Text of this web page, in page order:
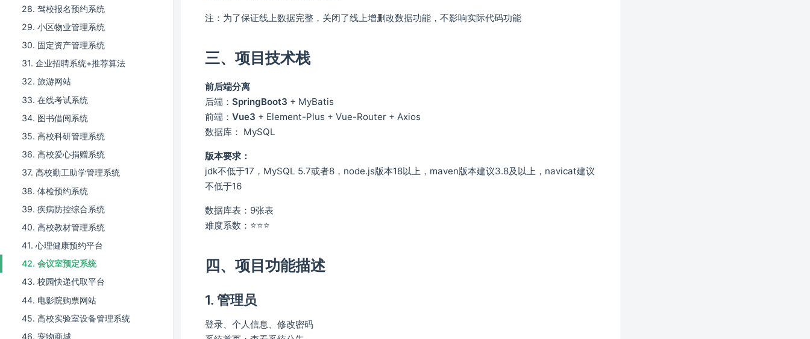
28. 驾校报名预约系统
29. 小区物业管理系统
30. 固定资产管理系统
31. 企业招聘系统+推荐算法
32. 旅游网站
33. 在线考试系统
34. 图书借阅系统
35. 高校科研管理系统
36. 高校爱心捐赠系统
37. 高校勤工助学管理系统
38. 体检预约系统
39. 疾病防控综合系统
40. 高校教材管理系统
41. 心理健康预约平台
42. 会议室预定系统
43. 校园快递代取平台
44. 电影院购票网站
45. 高校实验室设备管理系统
46. 宠物商城
注：为了保证线上数据完整，关闭了线上增删改数据功能，不影响实际代码功能
三、项目技术栈
前后端分离
后端： SpringBoot3 + MyBatis
前端： Vue3 + Element-Plus + Vue-Router + Axios
数据库： MySQL
版本要求：
jdk不低于17，MySQL 5.7或者8，node.js版本18以上，maven版本建议3.8及以上，navicat建议
不低于16
数据库表：9张表
难度系数：⭐⭐⭐
四、项目功能描述
1. 管理员
登录、个人信息、修改密码